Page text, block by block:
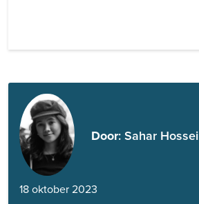
Door: Sahar
18 oktober 2023